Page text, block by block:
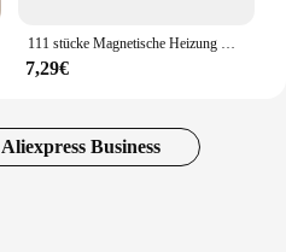
7,29€
Business